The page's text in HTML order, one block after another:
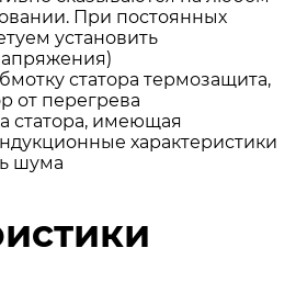
При постоянных
установить
статора термозащита,
от перегрева
статора, имеющая
характеристики
шума